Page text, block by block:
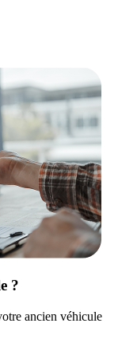
?
ancien véhicule